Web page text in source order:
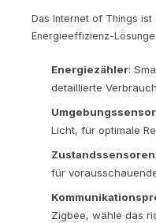
Das Internet of Things
Energieeffizienz-
Energiezähler:
detaillierte
Licht, für optimale
Zustandssensoren
für
Zigbee, wähle das